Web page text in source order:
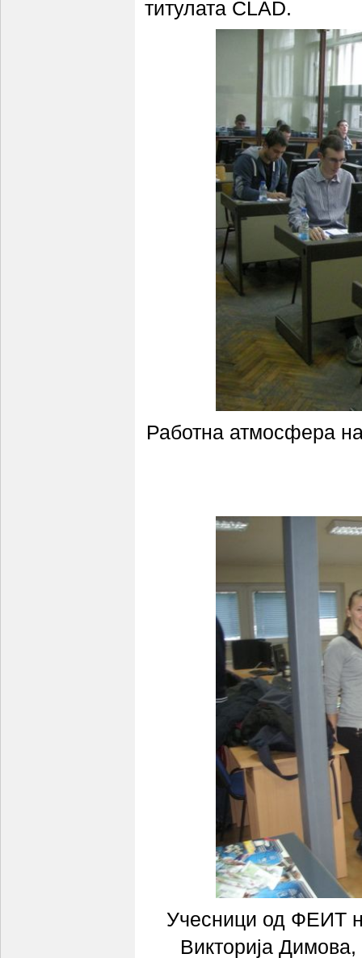
титулата CLAD.
Работна атмосфера
Учесници од ФЕИТ
Викторија